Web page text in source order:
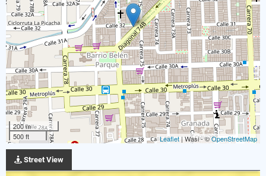
200 m
500 ft
Leaflet| Wasi - ©OpenStreetMap
Street View